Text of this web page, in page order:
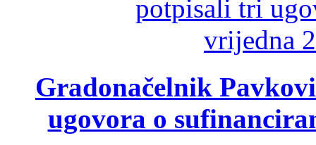
Gradonačelnik
ugovora o